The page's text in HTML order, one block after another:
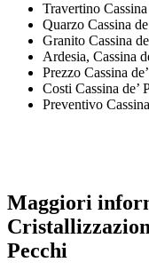
Travertino Cassina
Quarzo Cassina
Granito Cassina
Ardesia, Cassina
Prezzo Cassina
Costi Cassina de’
Preventivo
Maggiori
Pecchi